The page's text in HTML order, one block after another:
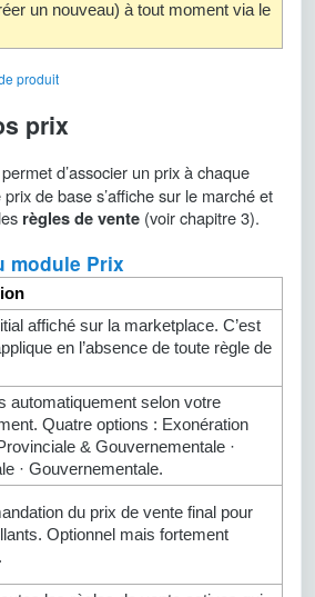
un nouveau) à tout moment via le
produit
prix
d’associer un prix à chaque
de base s’affiche sur le marché et
règles de vente (voir chapitre 3).
module Prix
affiché sur la marketplace. C’est
en l’absence de toute règle de
automatiquement selon votre
Quatre options : Exonération
& Gouvernementale ·
· Gouvernementale.
du prix de vente final pour
Optionnel mais fortement